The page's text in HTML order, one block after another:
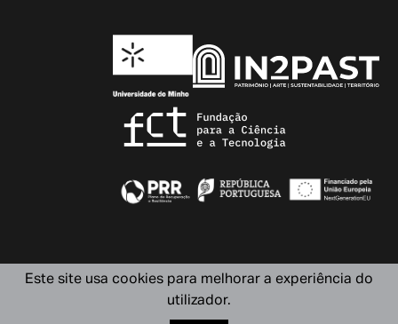
Este site usa cookies para melhorar a experiência do
utilizador.
Design by OOF